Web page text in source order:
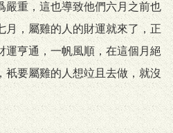
嚴重，這也導致他們六月之前也
月，屬雞的人的財運就來了，正
運亨通，一帆風順，在這個月絕
衹要屬雞的人想竝且去做，就沒